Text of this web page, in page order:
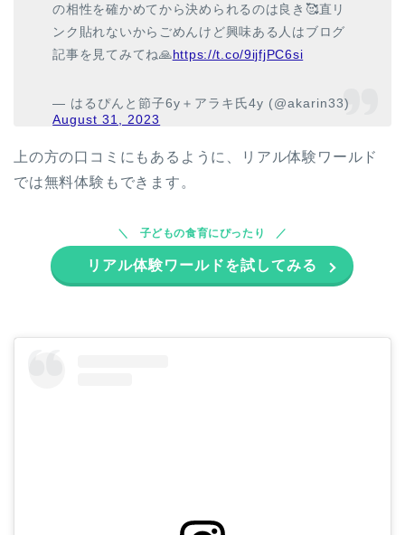
の相性を確かめてから決められるのは良き🥰直リ
ンク貼れないからごめんけど興味ある人はブログ
記事を見てみてね🙏https://t.co/9ijfjPC6si
— はるぴんと節子6y＋アラキ氏4y (@akarin33)
August 31, 2023
上の方の口コミにもあるように、リアル体験ワールド
では無料体験もできます。
子どもの食育にぴったり
リアル体験ワールドを試してみる